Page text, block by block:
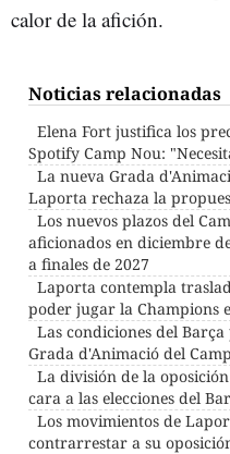
calor de la afición.
Noticias relacionadas
Elena Fort justifica los
Spotify Camp Nou:
La nueva Grada
Laporta rechaza la
Los nuevos plazos del
aficionados en diciembre
a finales de 2027
Laporta contempla
poder jugar la Champions
Las condiciones del
Grada d'Animació del
La división de la
cara a las elecciones del
Los movimientos de
contrarrestar a su